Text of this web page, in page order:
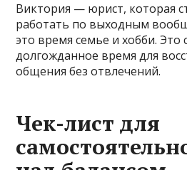
Виктория — юрист, которая
работать по выходным
это время семье и хобби. Это
долгожданное время для
общения без отвлечений.
Чек-лист для